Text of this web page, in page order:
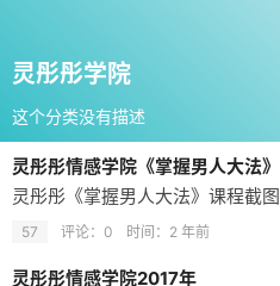
灵彤彤学院
这个分类没有描述
灵彤彤《掌握男人大法》课程截图
57 评论：0 时间： 2 年前
灵彤彤情感学院2017年